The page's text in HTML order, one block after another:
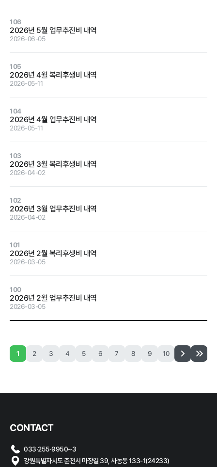
정보공개
경영목표 및
재무현황
임원 및 운영
임직원 친인
척 현황
기관장 성과
계약 달성정
경영평가 결
과
감사결과 조
치요구사항
업무추진비
안전보건관리
홍보마당
보도자료
106
2026년 5월 업무추진비 내역
2026-06-05
105
2026년 4월 복리후생비 내역
2026-05-11
104
2026년 4월 업무추진비 내역
2026-05-11
103
2026년 3월 복리후생비 내역
2026-04-02
102
2026년 3월 업무추진비 내역
2026-04-02
101
2026년 2월 복리후생비 내역
2026-03-05
100
2026년 2월 업무추진비 내역
2026-03-05
1 2 3 4 5 6 7 8 9 10
CONTACT
033·255·9950~3
강원특별자치도 춘천시 마장길 39, 사농동 133-1(24233)